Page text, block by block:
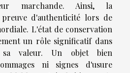
marchande. Ainsi, la
d'authenticité lors de
L'état de conservation
un rôle significatif dans
sa valeur. Un objet bien
ni signes d'usure